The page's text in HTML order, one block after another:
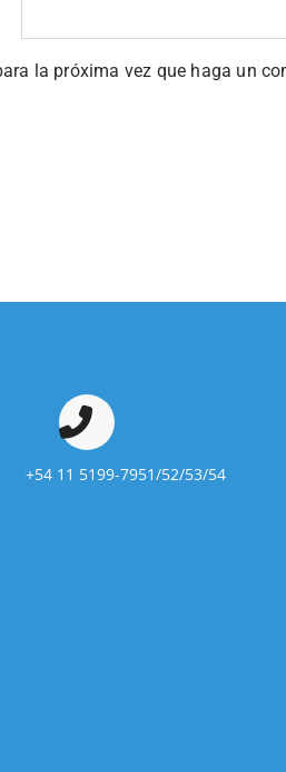
la próxima vez que haga un
+54 11 5199-7951/52/53/54